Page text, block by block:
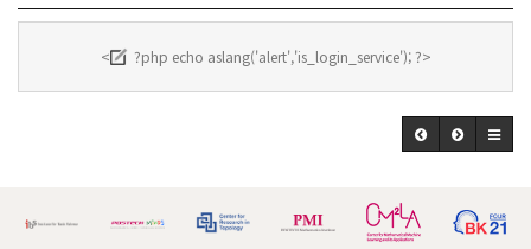
< ?php echo aslang('alert','is_login_service'); ?>